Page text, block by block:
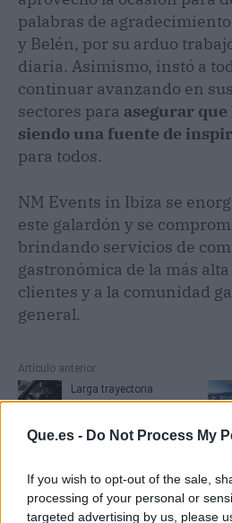
Que.es - Do Not Process My
If you wish to opt-out of the sale,
processing of your personal or
targeted advertising by us, please
palabras de
y Belén, por su arduo
diaria. Asimismo, instó a
continuar avanzando en
sectores para asegurar
siendo una fuente de
para todos.
NM Events in Ibiza se
este galardón y se
brindando servicios de
gastronómica de la más
clientes y a la comunidad
general.
Artículo anterior
Larga trayectoria
investigación privada,